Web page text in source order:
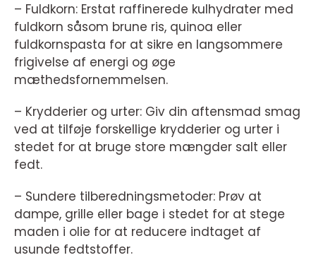
– Fuldkorn: Erstat raffinerede kulhydrater med
fuldkorn såsom brune ris, quinoa eller
fuldkornspasta for at sikre en langsommere
frigivelse af energi og øge
mæthedsfornemmelsen.
– Krydderier og urter: Giv din aftensmad smag
ved at tilføje forskellige krydderier og urter i
stedet for at bruge store mængder salt eller
fedt.
– Sundere tilberedningsmetoder: Prøv at
dampe, grille eller bage i stedet for at stege
maden i olie for at reducere indtaget af
usunde fedtstoffer.